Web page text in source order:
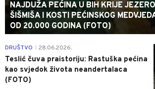
NAJDUŽA PEĆINA U BIH KRIJE
ŠIŠMIŠA I KOSTI PEĆINSKOG
OD 20.000 GODINA (FOTO)
DRUŠTVO 28.06.2026.
Teslić čuva praistoriju: Rastuška pećina
kao svjedok života neandertalaca
(FOTO)